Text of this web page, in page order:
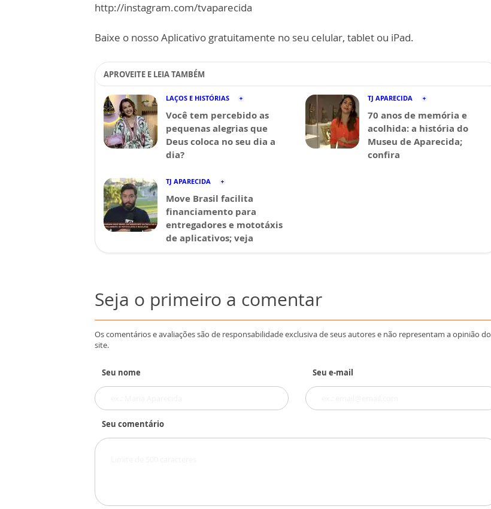
http://instagram.com/tvaparecida
Baixe o nosso Aplicativo gratuitamente no seu celular, tablet ou iPad.
APROVEITE E LEIA TAMBÉM
LAÇOS E HISTÓRIAS
Você tem percebido as
pequenas alegrias que
Deus coloca no seu dia a
dia?
TJ APARECIDA
70 anos de memória e
acolhida: a história do
Museu de Aparecida;
confira
TJ APARECIDA
Move Brasil facilita
financiamento para
entregadores e mototáxis
de aplicativos; veja
Seja o primeiro a comentar
Os comentários e avaliações são de responsabilidade exclusiva de seus autores e não representam a opinião do
site.
Seu nome Seu e-mail
Seu comentário